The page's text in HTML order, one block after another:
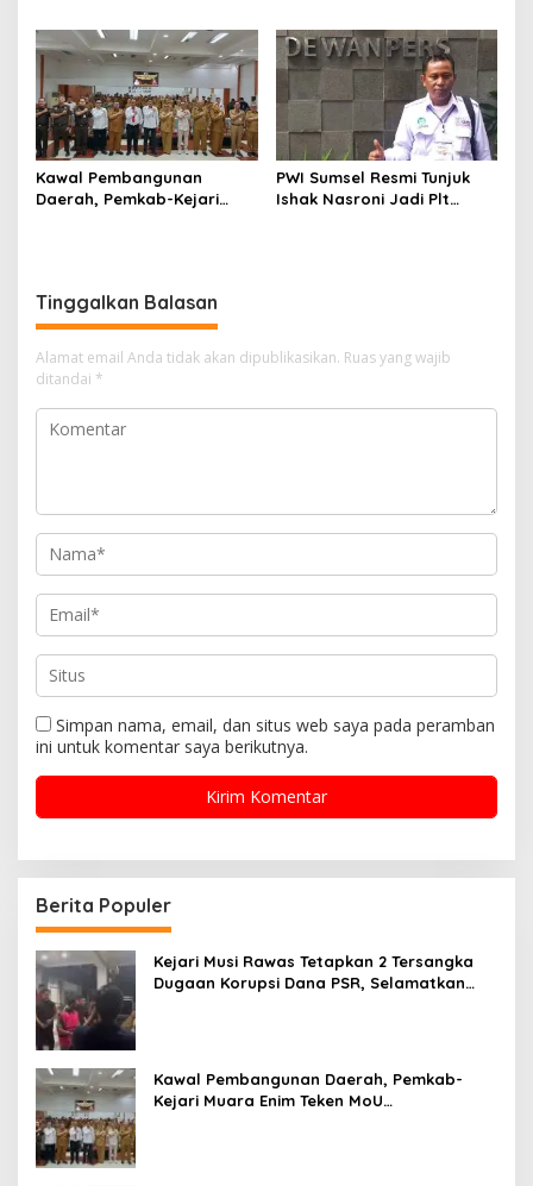
Kelola Keuangan
Kawal Pembangunan
Daerah, Pemkab-Kejari
PWI Sumsel Resmi Tunjuk
Ishak Nasroni Jadi Plt
Tinggalkan Balasan
Alamat email Anda tidak akan dipublikasikan. Ruas yang wajib
ditandai *
Simpan nama, email, dan situs web saya pada peramban
ini untuk komentar saya berikutnya.
Berita Populer
Kejari Musi Rawas Tetapkan 2 Tersangka
Dugaan Korupsi Dana PSR, Selamatkan
Kawal Pembangunan Daerah, Pemkab-
Kejari Muara Enim Teken MoU